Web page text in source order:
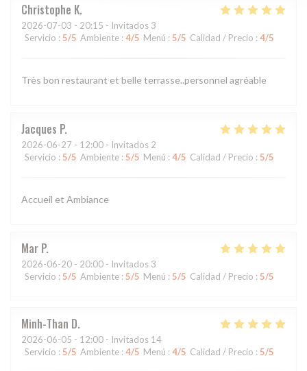
Christophe K
2026-07-03 - 20:15 - Invitados 3
Servicio : 5/5 Ambiente : 4/5 Menú : 5/5 Calidad / Precio : 4/5
Très bon restaurant et belle terrasse..personnel agréable
Jacques P
2026-06-27 - 12:00 - Invitados 2
Servicio : 5/5 Ambiente : 5/5 Menú : 4/5 Calidad / Precio : 5/5
Accueil et Ambiance
Mar P
2026-06-20 - 20:00 - Invitados 3
Servicio : 5/5 Ambiente : 5/5 Menú : 5/5 Calidad / Precio : 5/5
Minh-Than D
2026-06-05 - 12:00 - Invitados 14
Servicio : 5/5 Ambiente : 4/5 Menú : 4/5 Calidad / Precio : 5/5